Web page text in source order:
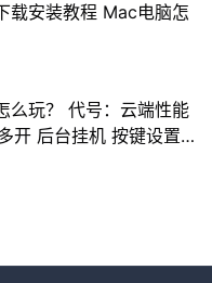
载安装教程 Mac电脑怎
么玩？ 代号：云端性能
开 后台挂机 按键设置